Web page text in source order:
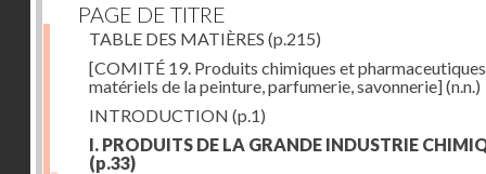
PAGE DE TITRE
TABLE DES MATIÈRES (p.215)
[COMITÉ 19. Produits chimiques et
matériels de la peinture, parfumerie, savonnerie](n.n.)
INTRODUCTION (p.1)
I. PRODUITS DE LA GRANDE INDUSTRIE
(p.33)